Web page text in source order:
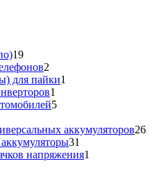
1919
товаров
2
товара
для пайки1
1
товар
55
аккумуляторов2626
31
товар
напряжения1